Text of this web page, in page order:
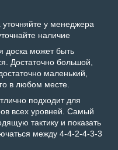
уточняйте у менеджера
наличие
доска может быть
Достаточно большой,
маленький,
в любом месте.
подходит для
всех уровней. Самый
тактику и показать
между 4-4-2-4-3-3